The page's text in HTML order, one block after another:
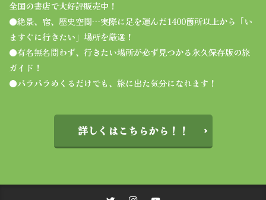
全国の書店で大好評販売中！
●絶景、宿、歴史空間…実際に足を運んだ1400箇所以上から「い
ますぐに行きたい」場所を厳選！
●有名無名問わず、行きたい場所が必ず見つかる永久保存版の旅
ガイド！
●パラパラめくるだけでも、旅に出た気分になれます！
詳しくはこちらから！！